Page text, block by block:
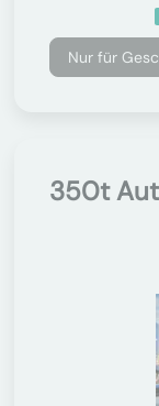
Nur für
350t